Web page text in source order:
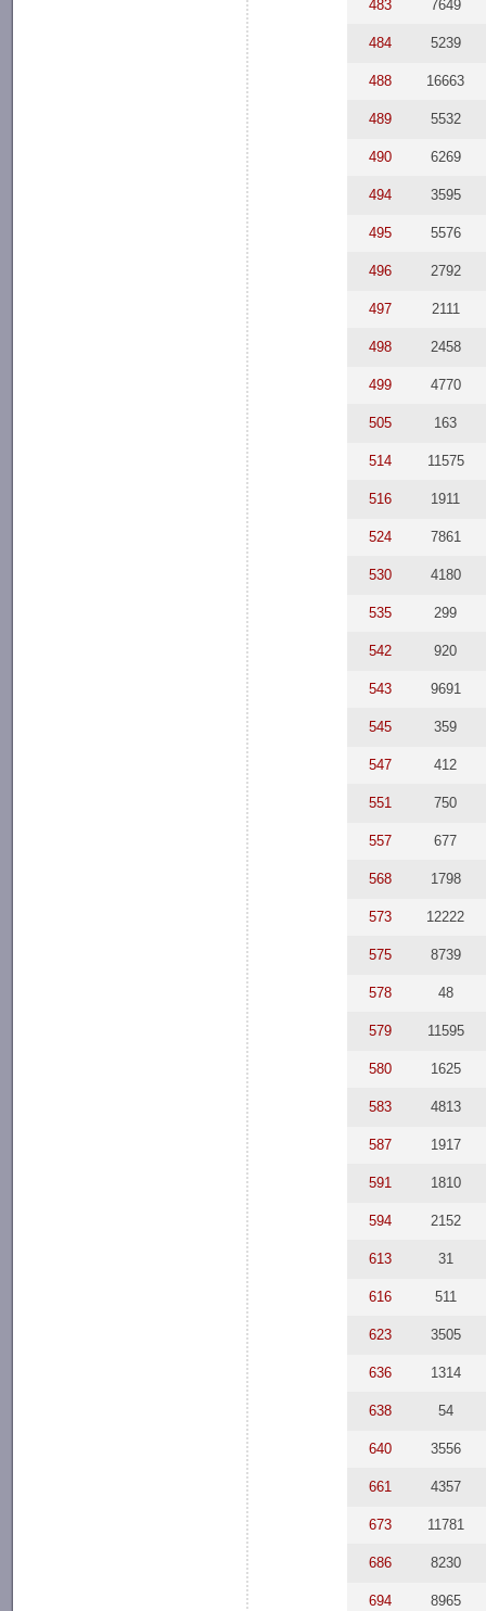
483 7649
484 5239
488 16663
489 5532
490 6269
494 3595
495 5576
496 2792
497 2111
498 2458
499 4770
505 163
514 11575
516 1911
524 7861
530 4180
535 299
542 920
543 9691
545 359
547 412
551 750
557 677
568 1798
573 12222
575 8739
578 48
579 11595
580 1625
583 4813
587 1917
591 1810
594 2152
613 31
616 511
623 3505
636 1314
638 54
640 3556
661 4357
673 11781
686 8230
694 8965